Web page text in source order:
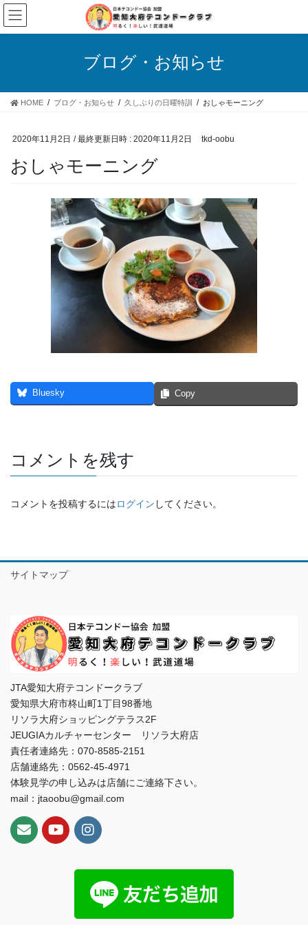
コ
ン
テ
ス
ナ
ビ
ゲ
ン
ブログ・お知らせ
HOME ブログ・お知らせ 久しぶりの日曜特訓 おしゃモーニング
2020年11月2日 / 最終更新日時 : 2020年11月2日 tkd-oobu
おしゃモーニング
Bluesky Copy
コメントを残す
コメントを投稿するにはログイン してください。
サイトマップ
JTA愛知大府テコンドークラブ
愛知県大府市柊山町1丁目98番地
リソラ大府ショッピングテラス2F
JEUGIAカルチャーセンター リソラ大府店
責任者連絡先：070-8585-2151
店舗連絡先：0562-45-4971
体験見学の申し込みは店舗にご連絡下さい。
mail：jtaoobu@gmail.com